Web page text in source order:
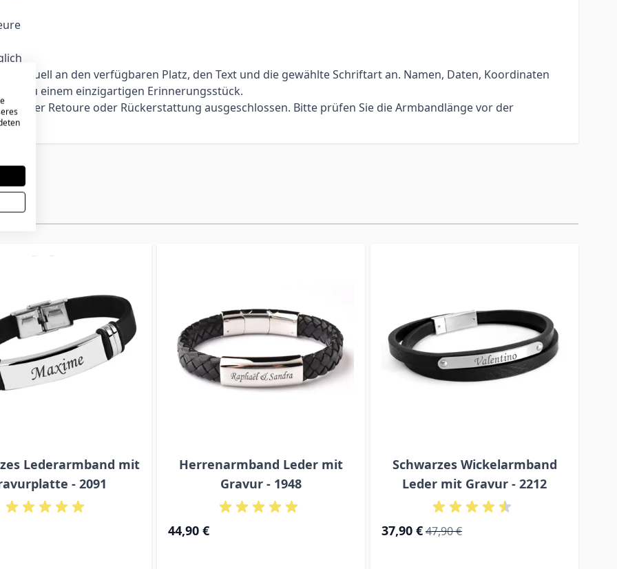
an den verfügbaren Platz, den Text und die gewählte Schriftart an. Namen, Daten, Koordinaten
zu einem einzigartigen Erinnerungsstück.
einer Retoure oder Rückerstattung ausgeschlossen. Bitte prüfen Sie die Armbandlänge vor der
Lederarmband mit
- 2091
Herrenarmband Leder mit
Gravur - 1948
44,90 €
Schwarzes Wickelarmband
Leder mit Gravur - 2212
Special Price
37,90 € Regular Price
47,90 €